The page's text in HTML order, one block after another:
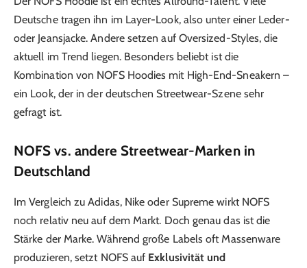
Deutsche tragen ihn im Layer-Look, also unter einer Leder-
oder Jeansjacke. Andere setzen auf Oversized-Styles, die
aktuell im Trend liegen. Besonders beliebt ist die
Kombination von NOFS Hoodies mit High-End-Sneakern –
ein Look, der in der deutschen Streetwear-Szene sehr
gefragt ist.
NOFS vs. andere Streetwear-Marken in
Deutschland
Im Vergleich zu Adidas, Nike oder Supreme wirkt NOFS
noch relativ neu auf dem Markt. Doch genau das ist die
Stärke der Marke. Während große Labels oft Massenware
produzieren, setzt NOFS auf Exklusivität und